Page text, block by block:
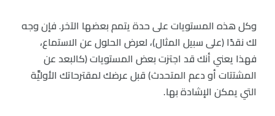
وكل هذه المستويات على حدة يتمم بعضها الآخر. فإن وجه
لك نقدًا (على سبيل المثال)، لعرض الحلول عن الاستماع،
فهذا يعني أنك قد اجتزت بعض المستويات (كالبعد عن
المشتتات أو دعم المتحدث) قبل عرضك لمقترحاتك الأوليَّة
التي يمكن الإشادة بها.